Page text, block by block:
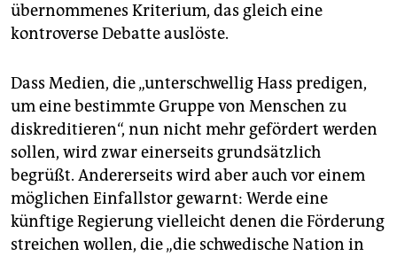
übernommenes Kriterium, das gleich eine
kontroverse Debatte auslöste.
Dass Medien, die „unterschwellig Hass predigen,
um eine bestimmte Gruppe von Menschen zu
diskreditieren“, nun nicht mehr gefördert werden
sollen, wird zwar einerseits grundsätzlich
begrüßt. Andererseits wird aber auch vor einem
möglichen Einfallstor gewarnt: Werde eine
künftige Regierung vielleicht denen die Förderung
streichen wollen, die „die schwedische Nation in